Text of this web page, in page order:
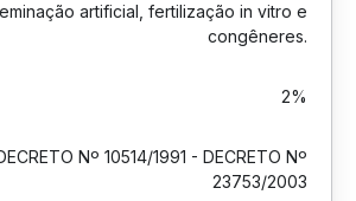
artificial, fertilização in vitro e
congêneres.
2%
Nº 10514/1991 - DECRETO Nº
23753/2003